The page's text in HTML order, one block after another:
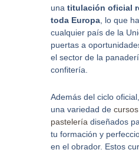
unatitulación oficial
toda Europa , lo que
cualquier país de la
puertas a
el sector de la
confitería.
Además del ciclo
una variedad de
pastelería diseñados
tu formación y
en el obrador. Estos